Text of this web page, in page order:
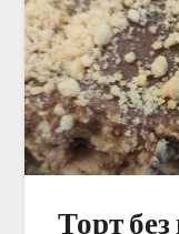
Торт